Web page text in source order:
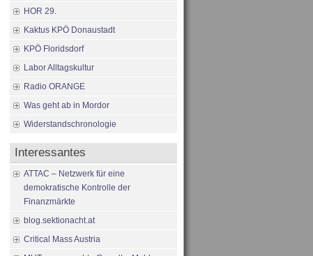
HOR 29.
Kaktus KPÖ Donaustadt
KPÖ Floridsdorf
Labor Alltagskultur
Radio ORANGE
Was geht ab in Mordor
Widerstandschronologie
Interessantes
ATTAC – Netzwerk für eine
demokratische Kontrolle der
Finanzmärkte
blog.sektionacht.at
Critical Mass Austria